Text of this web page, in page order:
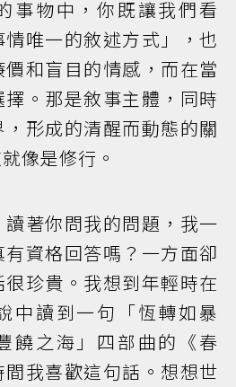
事物中，你既讓我們看
唯一的敘述方式」，也
和盲目的情感，而在當
。那是敘事主體，同時
形成的清醒而動態的關
像是修行。
著你問我的問題，我一
資格回答嗎？一方面卻
珍貴。我想到年輕時在
中讀到一句「恆轉如暴
饒之海」四部曲的《春
我喜歡這句話。想想世